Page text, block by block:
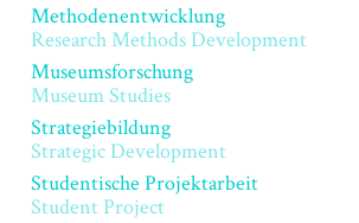
Methodenentwicklung
Research Methods Development
Museumsforschung
Museum Studies
Strategiebildung
Strategic Development
Studentische Projektarbeit
Student Project